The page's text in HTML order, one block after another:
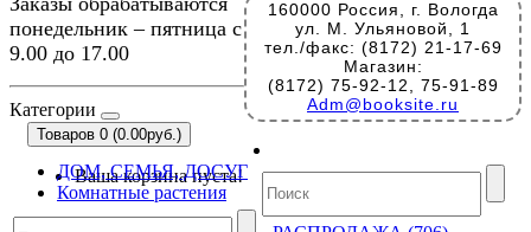
160000 Россия, г. Вологда
ул. М. Ульяновой, 1
тел./факс: (8172) 21-17-69
Магазин:
(8172) 75-92-12, 75-91-89
Adm@booksite.ru
понедельник – пятница с
9.00 до 17.00
Категории
Товаров 0 (0.00руб.)
Ваша корзина пуста!
ДОМ, СЕМЬЯ, ДОСУГ
Комнатные растения